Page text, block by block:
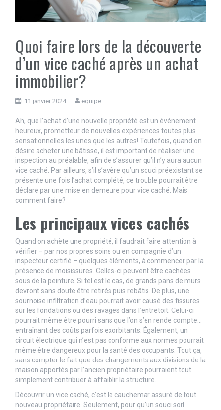
Quoi faire lors de la découverte
d’un vice caché après un achat
immobilier?
11 janvier 2024 equipe
Ah, que l’achat d’une nouvelle propriété est un événement
heureux, prometteur de nouvelles expériences toutes plus
sensationnelles les unes que les autres! Toutefois, quand on
désire acheter une bâtisse, il est important de réaliser une
inspection au préalable, afin de s’assurer qu’il n’y aura aucun
vice caché. Par ailleurs, s’il s’avère qu’un souci préexistant se
présente une fois l’achat complété, ce trouble pourrait être
déclaré par une mise en demeure pour vice caché. Mais
comment faire?
Les principaux vices cachés
Quand on achète une propriété, il faudrait faire attention à
vérifier – par nos propres soins ou en compagnie d’un
inspecteur certifié – quelques éléments, à commencer par la
présence de moisissures. Celles-ci peuvent être cachées
sous de la peinture. Si tel est le cas, de grands pans de murs
devront sans doute être retirés puis rebâtis. De plus, une
sournoise infiltration d’eau pourrait avoir causé des fissures
sur les fondations ou des ravages dans l’entretoit. Celui-ci
pourrait même être pourri sans que l’on s’en rende compte…
entraînant des coûts parfois exorbitants. Également, un
circuit électrique qui n’est pas conforme aux normes pourrait
même être dangereux pour la santé des occupants. Tout ça,
sans compter le fait que des changements aux divisions de la
maison apportés par l’ancien propriétaire pourraient tout
simplement contribuer à affaiblir la structure.
Découvrir un vice caché, c’est le cauchemar assuré de tout
nouveau propriétaire. Seulement, pour qu’un souci soit